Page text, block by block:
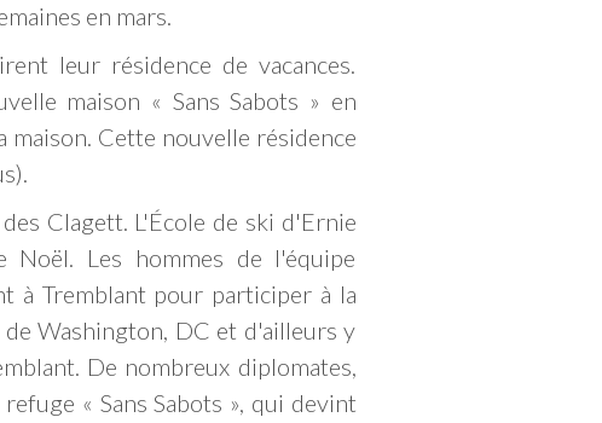
en mars.
leur résidence de vacances.
maison « Sans Sabots » en
maison. Cette nouvelle résidence
Clagett. L'École de ski d'Ernie
Les hommes de l'équipe
à Tremblant pour participer à la
Washington, DC et d'ailleurs y
De nombreux diplomates,
« Sans Sabots », qui devint